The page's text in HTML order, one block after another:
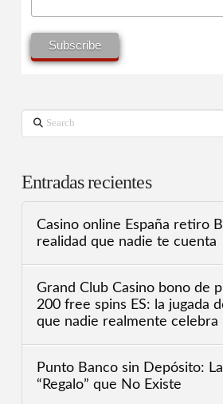
Search
Entradas recientes
Casino online España retiro
realidad que nadie te cuenta
Grand Club Casino bono de
200 free spins ES: la jugada
que nadie realmente celebra
Punto Banco sin Depósito:
“Regalo” que No Existe